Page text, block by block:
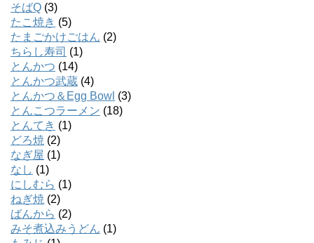
そばQ (3)
たこ焼き (5)
たまごかけごはん (2)
ちらし寿司 (1)
とんかつ (14)
とんかつ武蔵 (4)
とんかつ＆Egg Bowl (3)
とんこつラーメン (18)
とんてき (1)
どろ焼 (2)
なぎ屋 (1)
なし (1)
にしむら (1)
ねぎ焼 (2)
ばんから (2)
みそ煮込みうどん (1)